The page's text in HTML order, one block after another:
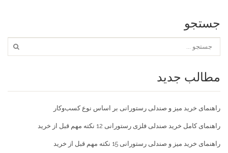
جستجو
مطالب جدید
راهنمای خرید میز و صندلی رستورانی بر اساس نوع کسب‌و‌کار
راهنمای کامل خرید صندلی فلزی رستورانی 12 نکته مهم قبل از خرید
راهنمای خرید میز و صندلی رستورانی 15 نکته مهم قبل از خرید